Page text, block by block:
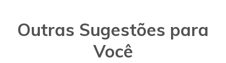
Outras Sugestões para
Você